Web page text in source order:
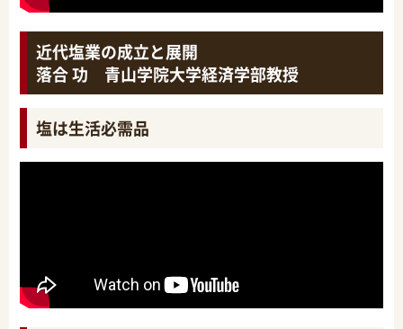
近代塩業の成立と展開
落合 功 青山学院大学経済学部教授
塩は生活必需品